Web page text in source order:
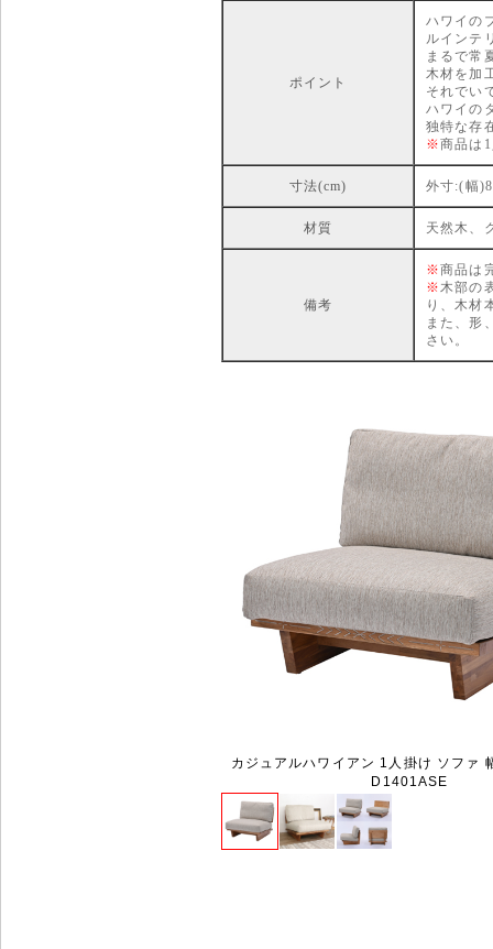
ポイント
ハワイの
ルインテ
まるで常
木材を加
それでい
ハワイの
独特な存
※商品は
寸法(cm) 外寸:(幅
材質 天然木、
備考
※商品は
※ 木部の
り、木材
また、形
さい。
カジュアルハワイアン 1人掛け ソファ
D1401ASE